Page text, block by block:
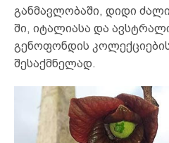
განმავლობაში, დიდი
ში, იტალიასა და
გენოფონდის
შესაქმნელად.